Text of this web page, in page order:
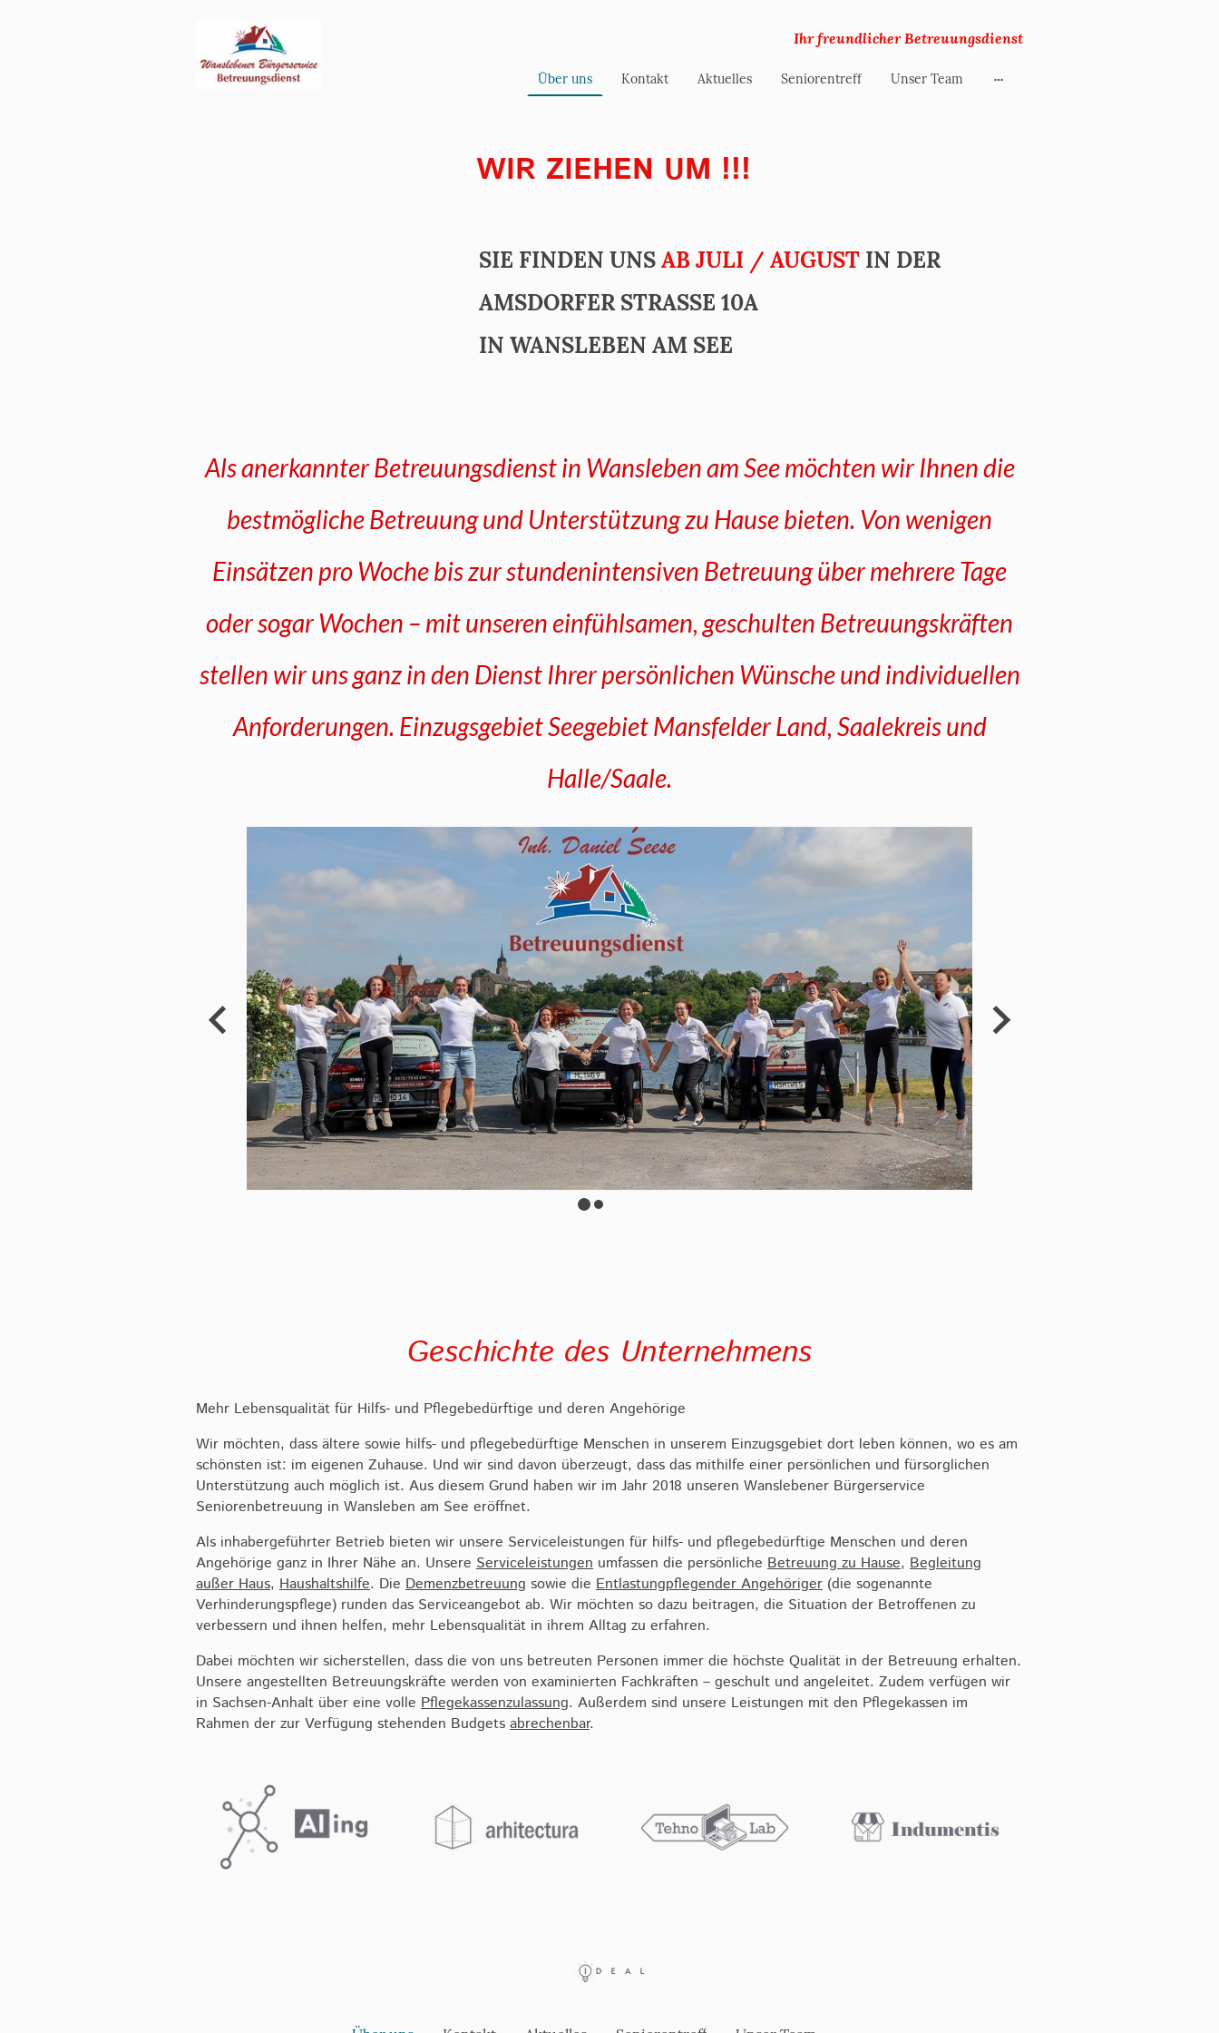
Ihr freundlicher Betreuungsdienst
Über uns Kontakt Aktuelles Seniorentreff Unser Team
WIR ZIEHEN UM !!!
SIE FINDEN UNSAB JULI / AUGUSTIN DER
AMSDORFER STRASSE 10A
IN WANSLEBEN AM SEE
Als anerkannter Betreuungsdienst in Wansleben am See möchten wir Ihnen die
bestmögliche Betreuung und Unterstützung zu Hause bieten. Von wenigen
Einsätzen pro Woche bis zur stundenintensiven Betreuung über mehrere Tage
oder sogar Wochen – mit unseren einfühlsamen, geschulten Betreuungskräften
stellen wir uns ganz in den Dienst Ihrer persönlichen Wünsche und individuellen
Anforderungen. Einzugsgebiet Seegebiet Mansfelder Land, Saalekreis und
Halle/Saale.
Geschichte des Unternehmens
Mehr Lebensqualität für Hilfs- und Pflegebedürftige und deren Angehörige
Wir möchten, dass ältere sowie hilfs- und pflegebedürftige Menschen in unserem Einzugsgebiet dort leben können, wo es am
schönsten ist: im eigenen Zuhause. Und wir sind davon überzeugt, dass das mithilfe einer persönlichen und fürsorglichen
Unterstützung auch möglich ist. Aus diesem Grund haben wir im Jahr 2018 unseren Wanslebener Bürgerservice
Seniorenbetreuung in Wansleben am See eröffnet.
Als inhabergeführter Betrieb bieten wir unsere Serviceleistungen für hilfs- und pflegebedürftige Menschen und deren
Angehörige ganz in Ihrer Nähe an. Unsere Serviceleistungen umfassen die persönliche Betreuung zu Hause, Begleitung
außer Haus, Haushaltshilfe. Die Demenzbetreuung sowie die Entlastungpflegender Angehöriger​ (die sogenannte
Verhinderungspflege) runden das Serviceangebot ab. Wir möchten so dazu beitragen, die Situation der Betroffenen zu
verbessern und ihnen helfen, mehr Lebensqualität in ihrem Alltag zu erfahren.
Dabei möchten wir sicherstellen, dass die von uns betreuten Personen immer die höchste Qualität in der Betreuung erhalten.
Unsere angestellten Betreuungskräfte werden von examinierten Fachkräften – geschult und angeleitet. Zudem verfügen wir
in Sachsen-Anhalt über eine volle Pflegekassenzulassung​. Außerdem sind unsere Leistungen mit den Pflegekassen im
Rahmen der zur Verfügung stehenden Budgets abrechenbar.